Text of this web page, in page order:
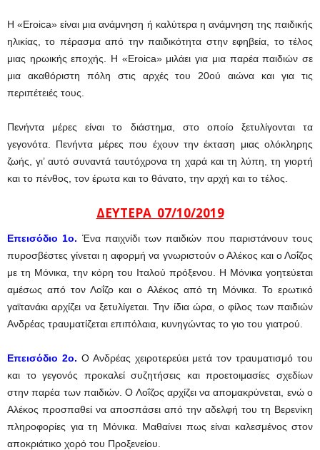
Η «Eroica» είναι μια ανάμνηση ή καλύτερα η ανάμνηση της παιδικής
ηλικίας, το πέρασμα από την παιδικότητα στην εφηβεία, το τέλος
μιας ηρωικής εποχής. Η «Eroica» μιλάει για μια παρέα παιδιών σε
μια ακαθόριστη πόλη στις αρχές του 20ού αιώνα και για τις
περιπέτειές τους.
Πενήντα μέρες είναι το διάστημα, στο οποίο ξετυλίγονται τα
γεγονότα. Πενήντα μέρες που έχουν την έκταση μιας ολόκληρης
ζωής, γι’ αυτό συναντά ταυτόχρονα τη χαρά και τη λύπη, τη γιορτή
και το πένθος, τον έρωτα και το θάνατο, την αρχή και το τέλος.
ΔΕΥΤΕΡΑ 07/10/2019
Επεισόδιο 1ο. Ένα παιχνίδι των παιδιών που παριστάνουν τους
πυροσβέστες γίνεται η αφορμή να γνωριστούν ο Αλέκος και ο Λοΐζος
με τη Μόνικα, την κόρη του Ιταλού πρόξενου. Η Μόνικα γοητεύεται
αμέσως από τον Λοΐζο και ο Αλέκος από τη Μόνικα. Το ερωτικό
γαϊτανάκι αρχίζει να ξετυλίγεται. Την ίδια ώρα, ο φίλος των παιδιών
Ανδρέας τραυματίζεται επιπόλαια, κυνηγώντας το γιο του γιατρού.
Επεισόδιο 2ο. Ο Ανδρέας χειροτερεύει μετά τον τραυματισμό του
και το γεγονός προκαλεί συζητήσεις και προετοιμασίες σχεδίων
στην παρέα των παιδιών. Ο Λοΐζος αρχίζει να απομακρύνεται, ενώ ο
Αλέκος προσπαθεί να αποσπάσει από την αδελφή του τη Βερενίκη
πληροφορίες για τη Μόνικα. Μαθαίνει πως είναι καλεσμένος στον
αποκριάτικο χορό του Προξενείου.